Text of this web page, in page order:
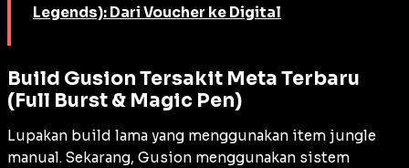
Legends): Dari Voucher ke Digital
Build Gusion Tersakit Meta Terbaru
(Full Burst & Magic Pen)
Lupakan build lama yang menggunakan item jungle
manual. Sekarang, Gusion menggunakan sistem